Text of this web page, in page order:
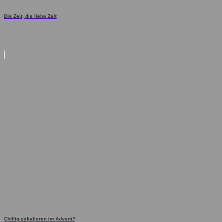
Die Zeit, die liebe Zeit
Chillig eskalieren im Advent?